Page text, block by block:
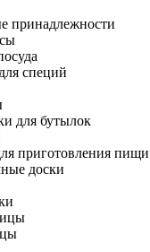
принадлежности
специй
для бутылок
приготовления пищи
доски